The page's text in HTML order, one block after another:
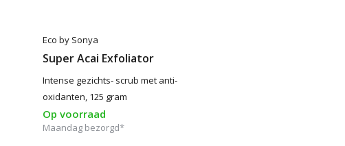
Eco by Sonya
Super Acai Exfoliator
Intense gezichts- scrub met anti-
oxidanten, 125 gram
Op voorraad
Maandag bezorgd*